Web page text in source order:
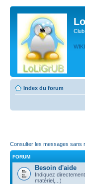
WIKI
Index du forum
Consulter les messages sans
FORUM
Besoin d'aide
Indiquez
matériel,...)